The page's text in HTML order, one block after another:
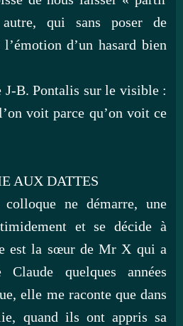
qui sans poser de
d’un hasard bien
J-B. Pontalis sur le visible :
voit parce qu’on voit ce
AUX DATTES
ne démarre, une
et se décide à
est la sœur de Mr X qui a
quelques années
elle me raconte que dans
quand ils ont appris sa